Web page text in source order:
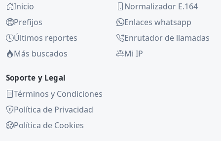
Inicio
Prefijos
Últimos reportes
Más buscados
Normalizador E.164
Enlaces whatsapp
Enrutador de llamadas
Mi IP
Soporte y Legal
Términos y Condiciones
Política de Privacidad
Política de Cookies